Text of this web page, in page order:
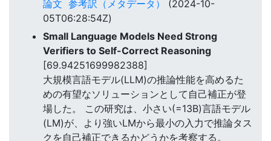
論文 参考訳（メタデータ）
(2024-10-
05T06:28:54Z)
Small Language Models Need Strong
Verifiers to Self-Correct Reasoning
[69.94251699982388]
大規模言語モデル(LLM)の推論性能を高めるた
めの有望なソリューションとして自己補正が登
場した。 この研究は、小さい(=13B)言語モデル
(LM)が、より強いLMから最小の入力で推論タス
クを自己補正できるかどうかを考察する。